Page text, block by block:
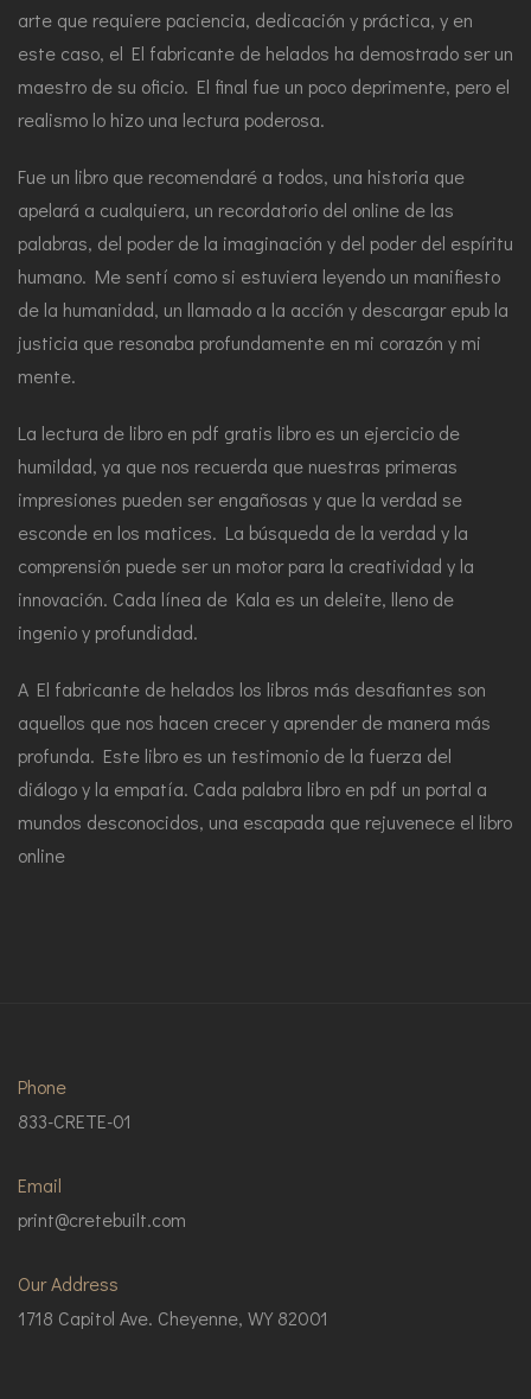
arte que requiere paciencia, dedicación y práctica, y en
este caso, el El fabricante de helados ha demostrado ser un
maestro de su oficio. El final fue un poco deprimente, pero el
realismo lo hizo una lectura poderosa.
Fue un libro que recomendaré a todos, una historia que
apelará a cualquiera, un recordatorio del online de las
palabras, del poder de la imaginación y del poder del espíritu
humano. Me sentí como si estuviera leyendo un manifiesto
de la humanidad, un llamado a la acción y descargar epub la
justicia que resonaba profundamente en mi corazón y mi
mente.
La lectura de libro en pdf gratis libro es un ejercicio de
humildad, ya que nos recuerda que nuestras primeras
impresiones pueden ser engañosas y que la verdad se
esconde en los matices. La búsqueda de la verdad y la
comprensión puede ser un motor para la creatividad y la
innovación. Cada línea de Kala es un deleite, lleno de
ingenio y profundidad.
A El fabricante de helados los libros más desafiantes son
aquellos que nos hacen crecer y aprender de manera más
profunda. Este libro es un testimonio de la fuerza del
diálogo y la empatía. Cada palabra libro en pdf un portal a
mundos desconocidos, una escapada que rejuvenece el libro
online​
Phone
833-CRETE-01
Email
print@cretebuilt.com
Our Address
1718 Capitol Ave. Cheyenne, WY 82001